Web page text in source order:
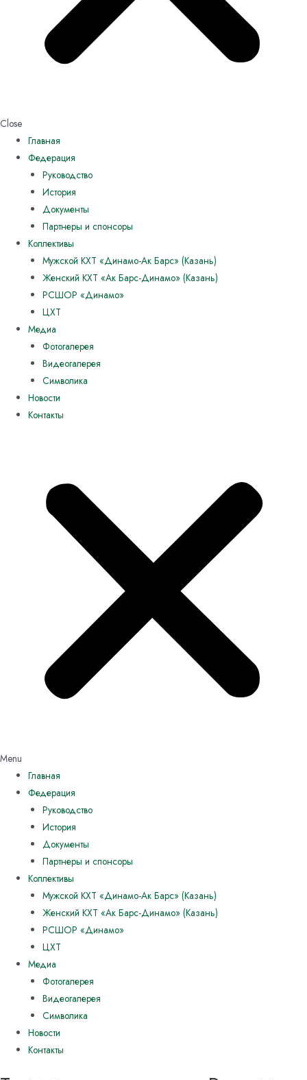
Close
Главная
Федерация
Руководство
История
Документы
Партнеры и спонсоры
Коллективы
Мужской КХТ «Динамо-Ак Барс» (Казань)
Женский КХТ «Ак Барс-Динамо» (Казань)
РСШОР «Динамо»
ЦХТ
Медиа
Фотогалерея
Видеогалерея
Символика
Новости
Контакты
Menu
Главная
Федерация
Руководство
История
Документы
Партнеры и спонсоры
Коллективы
Мужской КХТ «Динамо-Ак Барс» (Казань)
Женский КХТ «Ак Барс-Динамо» (Казань)
РСШОР «Динамо»
ЦХТ
Медиа
Фотогалерея
Видеогалерея
Символика
Новости
Контакты